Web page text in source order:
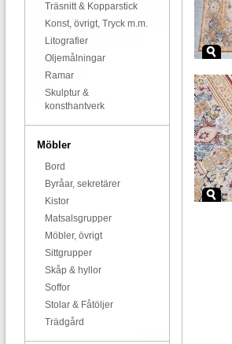
Träsnitt & Kopparstick
Konst, övrigt, Tryck m.m.
Litografier
Oljemålningar
Ramar
Skulptur &
konsthantverk
Möbler
Bord
Byråar, sekretärer
Kistor
Matsalsgrupper
Möbler, övrigt
Sittgrupper
Skåp & hyllor
Soffor
Stolar & Fåtöljer
Trädgård